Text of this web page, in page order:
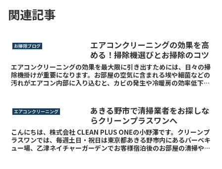
関連記事
お掃除ブログ
エアコンクリーニングの効果を高
める！掃除機選びとお掃除のコツ
エアコンクリーニングの効果を最大限に引き出すためには、日々の掃
除機掛けが重要になります。お部屋の空気に含まれる埃や細菌などの
汚れがエアコン内部に入り込むと、カビの発生や冷暖房の効率低下に
エアコンクリーニング
あきる野市で清掃業者をお探しな
らクリーンプラスワンへ
こんにちは、株式会社 CLEAN PLUS ONEの小野澤です。クリーンプ
ラスワンでは、毎週土日・祝日は東京都あきる野市内にあるバーベキ
ュー場、乙津ネイチャーガーデンでお客様宿泊後のお部屋の清掃や、